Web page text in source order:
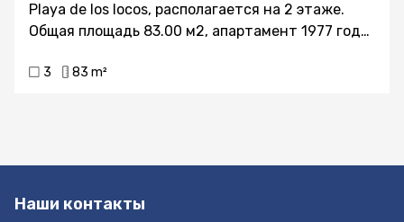
Playa de los locos, располагается на 2 этаже.
Общая площадь 83.00 м2, aпартамент 1977 года
салон), 1 ванной комнаты, находится в 20
3 83 m²
Наши контакты